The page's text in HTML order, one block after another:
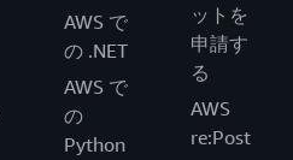
AWS で
の .NET
AWS で
の
Python
ットを
申請す
る
AWS
re:Post